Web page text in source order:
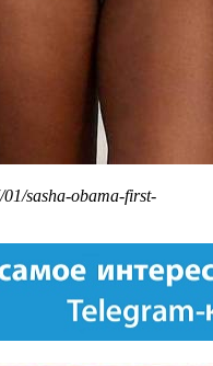
sasha-obama-first-